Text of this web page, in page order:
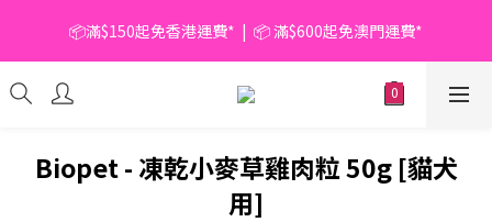
📦滿$150起免香港運費*  |  📦 滿$600起免澳門運費*
📦滿$150起免香港運費*  |  📦 滿$600起免澳門運費*
🥫 罐頭優惠 | 任選* 6件 即減 $6 |  任選* 24件 即減 $30 🥫 (按此了
解更多)
📦滿$150起免香港運費*  |  📦 滿$600起免澳門運費*
Biopet - 凍乾小麥草雞肉粒 50g [貓犬
用]